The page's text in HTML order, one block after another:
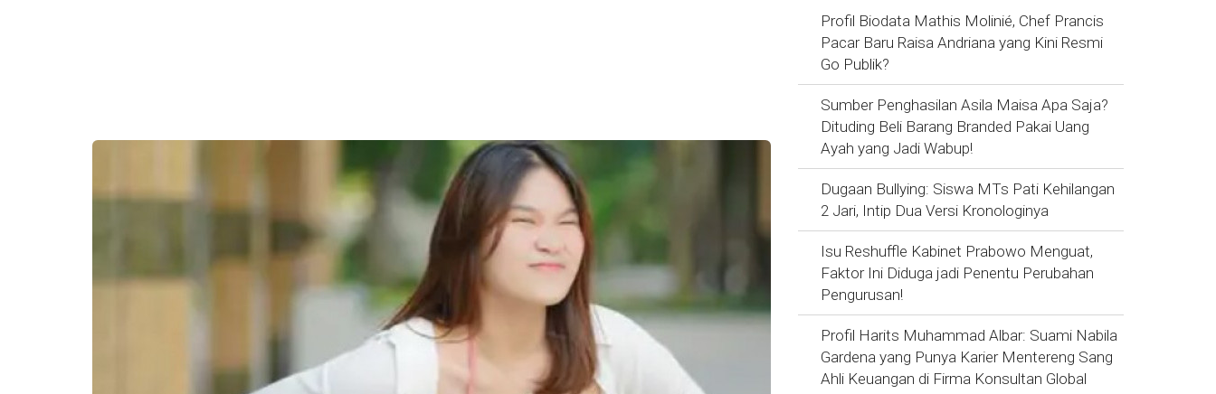
Profil Biodata Mathis Molinié, Chef Prancis
Pacar Baru Raisa Andriana yang Kini Resmi
Go Publik?
Sumber Penghasilan Asila Maisa Apa Saja?
Dituding Beli Barang Branded Pakai Uang
Ayah yang Jadi Wabup!
Dugaan Bullying: Siswa MTs Pati Kehilangan
2 Jari, Intip Dua Versi Kronologinya
Isu Reshuffle Kabinet Prabowo Menguat,
Faktor Ini Diduga jadi Penentu Perubahan
Pengurusan!
Profil Harits Muhammad Albar: Suami Nabila
Gardena yang Punya Karier Mentereng Sang
Ahli Keuangan di Firma Konsultan Global